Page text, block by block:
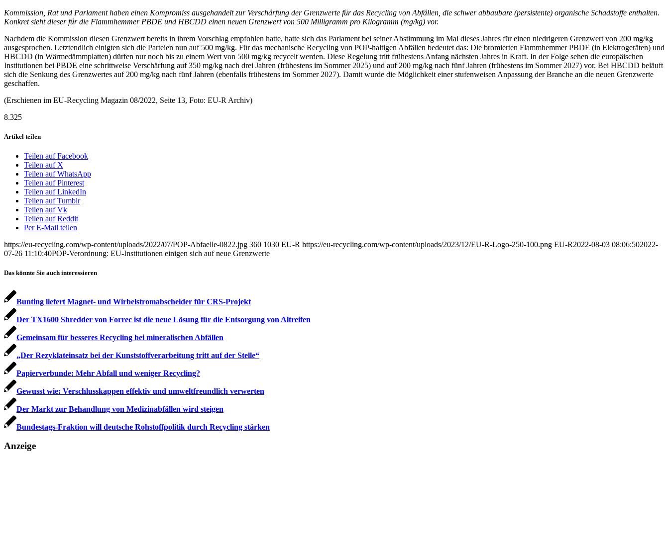
Kommission, Rat und Parlament haben einen Kompromiss ausgehandelt zur Verschärfung der Grenzwerte für das Recycling von Abfällen, die schwer abbaubare (persistente) organische Schadstoffe enthalten.
Konkret sieht dieser für die Flammhemmer PBDE und HBCDD einen neuen Grenzwert von 500 Milligramm pro Kilogramm (mg/kg) vor.
Nachdem die Kommission diesen Grenzwert bereits in ihrem Vorschlag empfohlen hatte, hatte sich das Parlament bei seiner Abstimmung im Mai dieses Jahres für einen niedrigeren Grenzwert von 200 mg/kg
ausgesprochen. Letztendlich einigten sich die Parteien nun auf 500 mg/kg. Für das mechanische Recycling von POP-haltigen Abfällen bedeutet das: Die bromierten Flammhemmer PBDE (in Elektrogeräten) und
HBCDD (in Wärmedämmplatten) dürfen nur noch bis zu einem Wert von 500 mg/kg recycelt werden. Diese Regelung tritt frühestens Anfang nächsten Jahres in Kraft. In der Folge sehen die europäischen
Institutionen bei PBDE eine schrittweise Verschärfung auf 350 mg/kg nach drei Jahren (frühestens im Sommer 2025) und auf 200 mg/kg nach fünf Jahren (frühestens im Sommer 2027) vor. Bei HBCDD beläuft
sich die Senkung des Grenzwertes auf 200 mg/kg nach fünf Jahren (ebenfalls frühestens im Sommer 2027). Damit wurde die Möglichkeit einer stufenweisen Anpassung der Branche an die neuen Grenzwerte
geschaffen.
(Erschienen im EU-Recycling Magazin 08/2022, Seite 13, Foto: EU-R Archiv)
8.325
Artikel teilen
Teilen auf Facebook
Teilen auf X
Teilen auf WhatsApp
Teilen auf Pinterest
Teilen auf LinkedIn
Teilen auf Tumblr
Teilen auf Vk
Teilen auf Reddit
Per E-Mail teilen
https://eu-recycling.com/wp-content/uploads/2022/07/POP-Abfaelle-0822.jpg 360 1030 EU-R https://eu-recycling.com/wp-content/uploads/2023/12/EU-R-Logo-250-100.png EU-R2022-08-03 08:06:502022-
07-26 11:10:40POP-Verordnung: EU-Institutionen einigen sich auf neue Grenzwerte
Das könnte Sie auch interessieren
Bunting liefert Magnet- und Wirbelstrom­abscheider für CRS-Projekt
Der TX1600 Shredder von Forrec ist die neue Lösung für die Entsorgung von Altreifen
Gemeinsam für besseres Recycling bei mineralischen Abfällen
„Der Rezyklateinsatz bei der Kunststoff­verarbeitung tritt auf der Stelle“
Papierverbunde: Mehr Abfall und weniger Recycling?
Gewusst wie: Verschlusskappen effektiv und umweltfreundlich verwerten
Der Markt zur Behandlung von Medizinabfällen wird steigen
Bundestags-Fraktion will deutsche Rohstoffpolitik durch Recycling stärken
Anzeige